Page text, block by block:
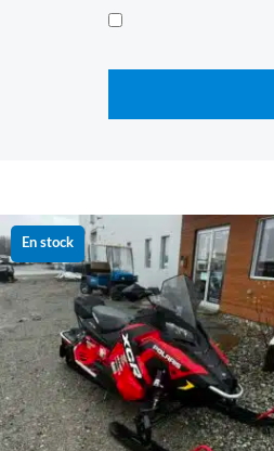
En stock
Le
prix
initial
était :
7 499.00 $.
Le
prix
actuel
est :
4 999.00 $.